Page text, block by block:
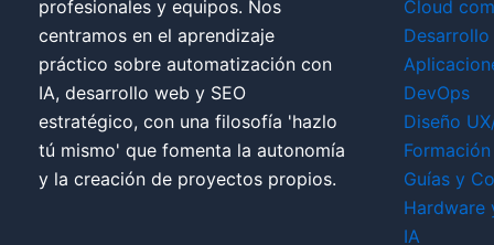
profesionales y equipos. Nos
centramos en el aprendizaje
práctico sobre automatización con
IA, desarrollo web y SEO
estratégico, con una filosofía 'hazlo
tú mismo' que fomenta la autonomía
y la creación de proyectos propios.
Cloud
DevOps
Diseño
Guías y
Hardware
IA